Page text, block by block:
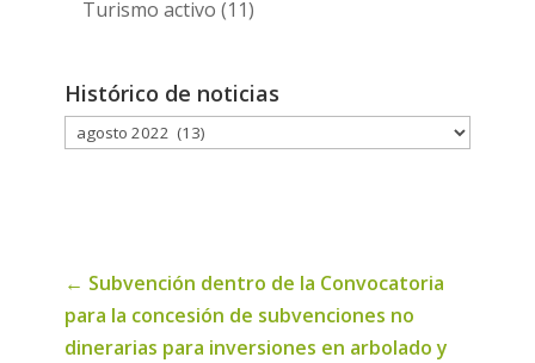
Turismo activo (11)
Histórico de noticias
Histórico
← Subvención dentro de la Convocatoria
para la concesión de subvenciones no
dinerarias para inversiones en arbolado y